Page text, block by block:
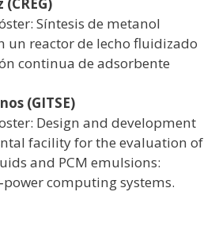
Síntesis de metanol
un reactor de lecho fluidizado
continua de adsorbente
(GITSE)
Design and development
facility for the evaluation of
and PCM emulsions:
computing systems.